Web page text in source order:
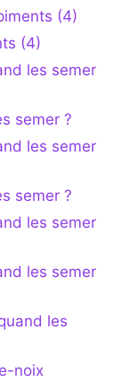
(4)
(4)
les semer
semer ?
les semer
semer ?
les semer
les semer
les
noix